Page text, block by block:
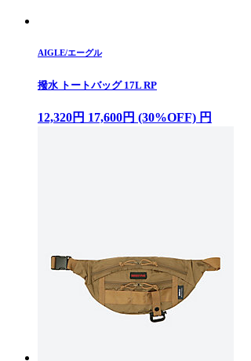
AIGLE/エーグル
撥水 トートバッグ 17L RP
12,320円 17,600円 (30%OFF) 円